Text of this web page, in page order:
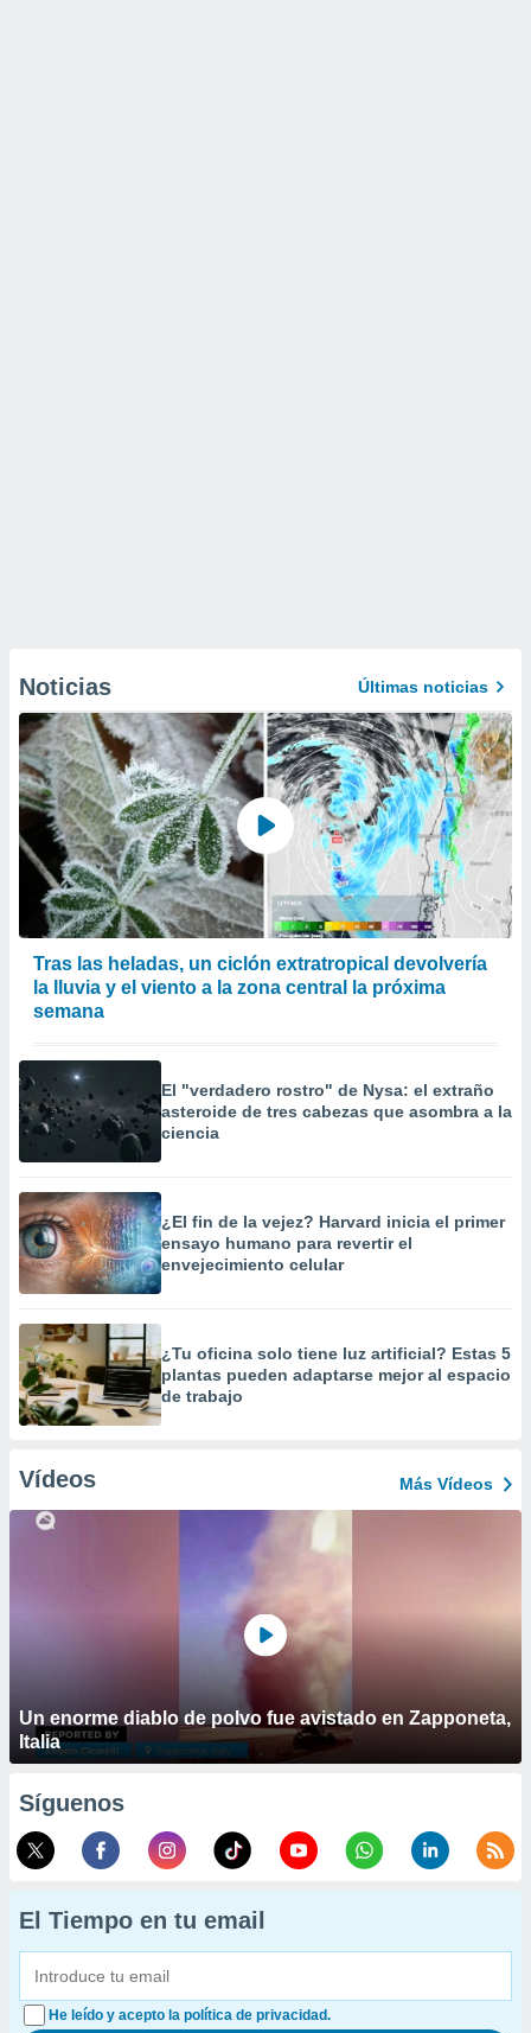
Noticias Últimas noticias
Tras las heladas, un ciclón extratropical devolvería
la lluvia y el viento a la zona central la próxima
semana
El "verdadero rostro" de Nysa: el extraño
asteroide de tres cabezas que asombra a la
ciencia
¿El fin de la vejez? Harvard inicia el primer
ensayo humano para revertir el
envejecimiento celular
¿Tu oficina solo tiene luz artificial? Estas 5
plantas pueden adaptarse mejor al espacio
de trabajo
Vídeos Más Vídeos
Un enorme diablo de polvo fue avistado en Zapponeta,
Italia
Síguenos
El Tiempo en tu email
He leído y acepto la política de privacidad.